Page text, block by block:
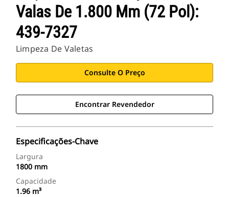
Valas De 1.800 Mm (72 Pol):
439-7327
Limpeza De Valetas
Consulte O Preço
Encontrar Revendedor
Especificações-Chave
Largura
1800 mm
Capacidade
1.96 m³